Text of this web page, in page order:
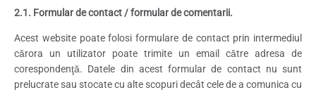
2.1. Formular de contact / formular de comentarii.
Acest website poate folosi formulare de contact prin intermediul
cărora un utilizator poate trimite un email către adresa de
corespondenţă. Datele din acest formular de contact nu sunt
prelucrate sau stocate cu alte scopuri decât cele de a comunica cu